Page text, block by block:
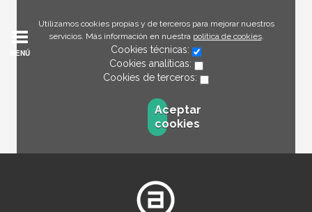
Utilizamos cookies propias y de terceros para mejorar nuestros
servicios. Más información en nuestra política de cookies.
Cookies técnicas:
Cookies analíticas:
Cookies de terceros:
Aceptar
cookies
MENÚ